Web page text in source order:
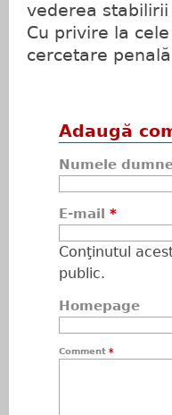
vederea
Cu privire la
cercetare
Adaugă
Numele
E-mail *
Conţinutul
public.
Homepage
Comment *